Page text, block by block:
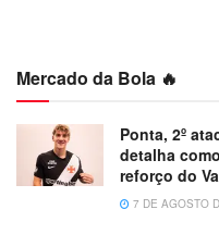
Mercado da Bola 🔥
Ponta, 2º
detalha
reforço do
7 DE AGOSTO